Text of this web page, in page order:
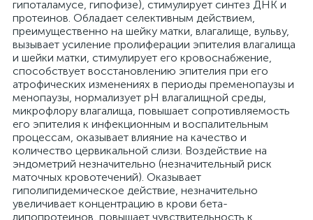
гипоталамусе, гипофизе), стимулирует синтез ДНК и
протеинов. Обладает селективным действием,
преимущественно на шейку матки, влагалище, вульву,
вызывает усиление пролиферации эпителия влагалища
и шейки матки, стимулирует его кровоснабжение,
способствует восстановлению эпителия при его
атрофических изменениях в периоды пременопаузы и
менопаузы, нормализует pH влагалищной среды,
микрофлору влагалища, повышает сопротивляемость
его эпителия к инфекционным и воспалительным
процессам, оказывает влияние на качество и
количество цервикальной слизи. Воздействие на
эндометрий незначительно (незначительный риск
маточных кровотечений). Оказывает
гиполипидемическое действие, незначительно
увеличивает концентрацию в крови бета-
липопротеинов, повышает чувствительность к